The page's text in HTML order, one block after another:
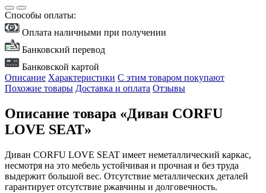
Способы оплаты:
Оплата наличными при получении
Банковский перевод
Банковской картой
Описание Характеристики С этим товаром покупают
Похожие товары Доставка и оплата Отзывы
Описание товара «Диван CORFU
LOVE SEAT»
Диван CORFU LOVE SEAT имеет неметаллический каркас,
несмотря на это мебель устойчивая и прочная и без труда
выдержит большой вес. Отсутствие металлических деталей
гарантирует отсутствие ржавчины и долговечность.